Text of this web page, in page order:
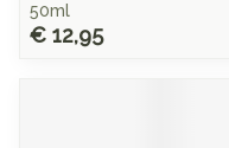
50ml
€ 12,95